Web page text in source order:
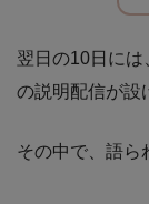
翌日の10日には
の説明配信が設
その中で、語ら